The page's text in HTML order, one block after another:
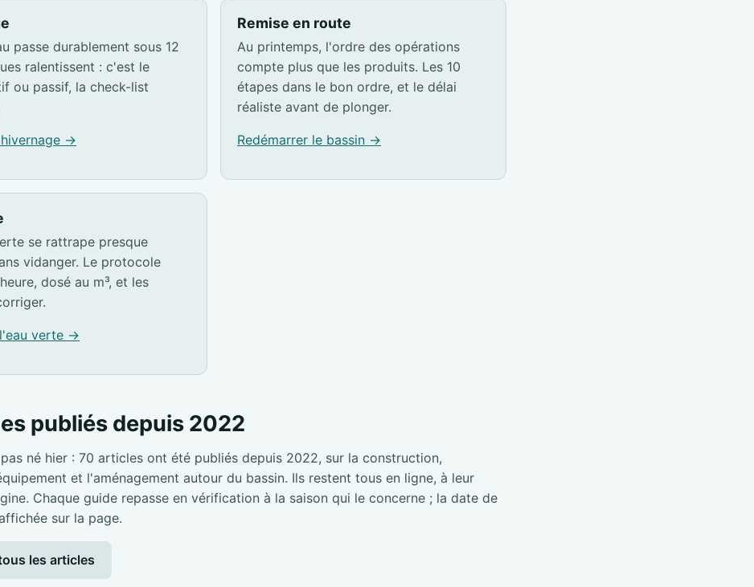
passe durablement sous 12
ralentissent : c'est le
ou passif, la check-list
→
Remise en route
Au printemps, l'ordre des opérations
compte plus que les produits. Les 10
étapes dans le bon ordre, et le délai
réaliste avant de plonger.
Redémarrer le bassin →
se rattrape presque
vidanger. Le protocole
dosé au m³, et les
verte →
publiés depuis 2022
né hier : 70 articles ont été publiés depuis 2022, sur la construction,
et l'aménagement autour du bassin. Ils restent tous en ligne, à leur
Chaque guide repasse en vérification à la saison qui le concerne ; la date de
sur la page.
les articles